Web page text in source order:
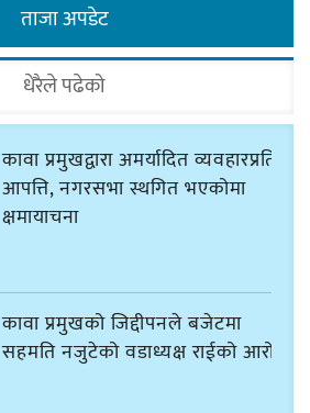
ताजा अपडेट
धेरैले पढेको
कावा प्रमुखद्वारा अमर्यादित व्यवहारप्रति
आपत्ति, नगरसभा स्थगित भएकोमा
क्षमायाचना
कावा प्रमुखको जिद्दीपनले बजेटमा
सहमति नजुटेको वडाध्यक्ष राईको आरोप